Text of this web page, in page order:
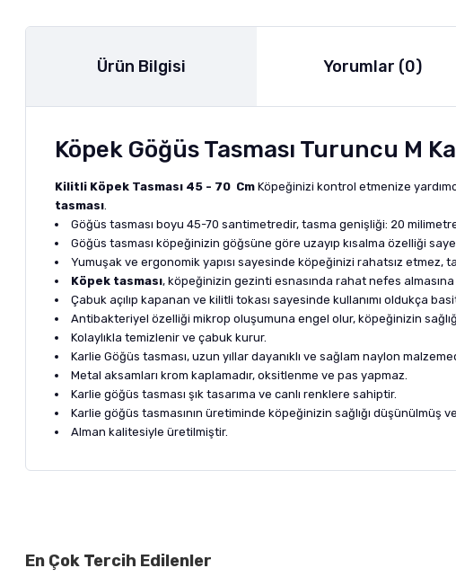
Ürün Bilgisi Yorumlar (0)
Köpek Göğüs Tasması Turuncu M
Kilitli Köpek Tasması 45 - 70 Cm Köpeğinizi kontrol etmenize
tasması.
Göğüs tasması boyu 45-70 santimetredir, tasma genişliği: 20
Göğüs tasması köpeğinizin göğsüne göre uzayıp kısalma özelliği
Yumuşak ve ergonomik yapısı sayesinde köpeğinizi rahatsız etmez,
Köpek tasması, köpeğinizin gezinti esnasında rahat nefes
Çabuk açılıp kapanan ve kilitli tokası sayesinde kullanımı oldukça
Antibakteriyel özelliği mikrop oluşumuna engel olur, köpeğinizin
Kolaylıkla temizlenir ve çabuk kurur.
Karlie Göğüs tasması, uzun yıllar dayanıklı ve sağlam naylon
Metal aksamları krom kaplamadır, oksitlenme ve pas yapmaz.
Karlie göğüs tasması şık tasarıma ve canlı renklere sahiptir.
Karlie göğüs tasmasının üretiminde köpeğinizin sağlığı düşünülmüş
Alman kalitesiyle üretilmiştir.
En Çok Tercih Edilenler